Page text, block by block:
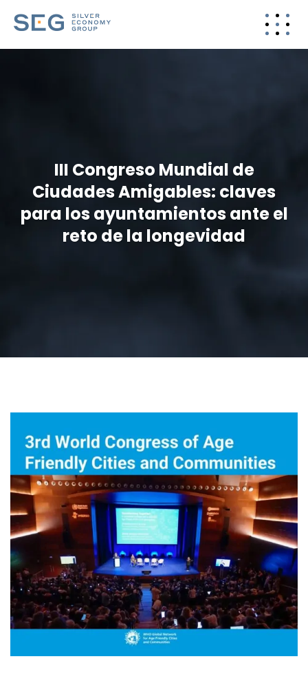
III Congreso Mundial de
Ciudades Amigables: claves
para los ayuntamientos ante el
reto de la longevidad